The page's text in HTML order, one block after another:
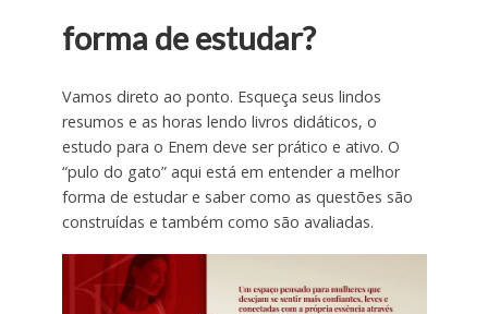
forma de estudar?
Vamos direto ao ponto. Esqueça seus lindos
resumos e as horas lendo livros didáticos, o
estudo para o Enem deve ser prático e ativo. O
“pulo do gato” aqui está em entender a melhor
forma de estudar e saber como as questões são
construídas e também como são avaliadas.